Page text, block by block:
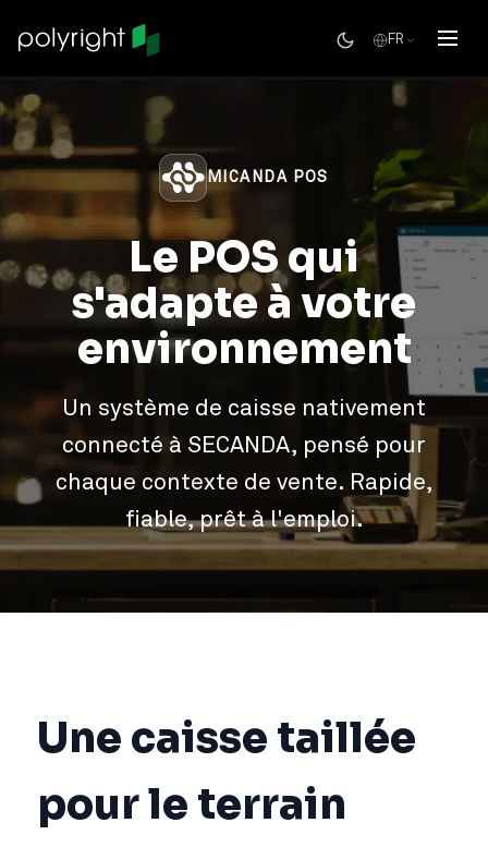
FR
MICANDA POS
Le POS qui
s'adapte à votre
environnement
Un système de caisse nativement
connecté à SECANDA, pensé pour
chaque contexte de vente. Rapide,
fiable, prêt à l'emploi.
Une caisse taillée
pour le terrain